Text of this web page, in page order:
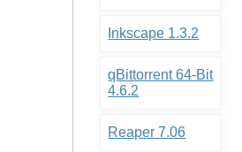
Inkscape 1.3.2
qBittorrent 64-Bit
4.6.2
Reaper 7.06